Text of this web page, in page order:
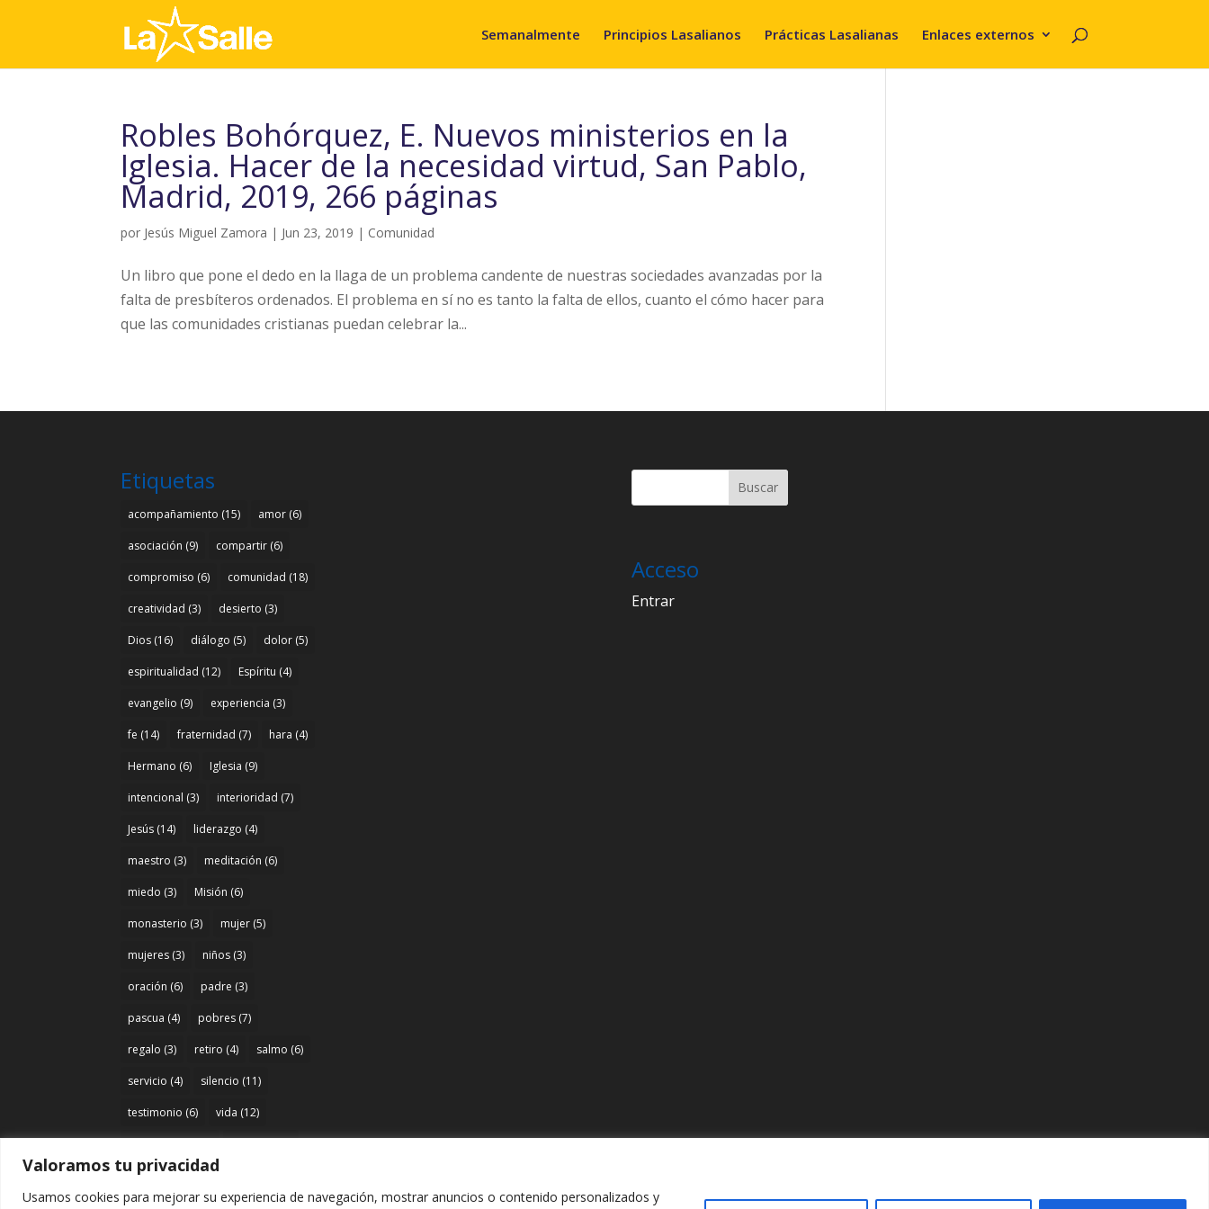
Valoramos tu privacidad
Usamos cookies para mejorar su experiencia de navegación, mostrar anuncios o contenido personalizados y
Semanalmente Principios Lasalianos Prácticas Lasalianas Enlaces externos
Robles Bohórquez, E. Nuevos ministerios en la
Iglesia. Hacer de la necesidad virtud, San Pablo,
Madrid, 2019, 266 páginas
por Jesús Miguel Zamora | Jun 23, 2019 | Comunidad
Un libro que pone el dedo en la llaga de un problema candente de nuestras sociedades avanzadas por la
falta de presbíteros ordenados. El problema en sí no es tanto la falta de ellos, cuanto el cómo hacer para
que las comunidades cristianas puedan celebrar la...
Etiquetas
acompañamiento (15) amor (6)
asociación (9) compartir (6)
compromiso (6) comunidad (18)
creatividad (3) desierto (3)
Dios (16) diálogo (5) dolor (5)
espiritualidad (12) Espíritu (4)
evangelio (9) experiencia (3)
fe (14) fraternidad (7) hara (4)
Hermano (6) Iglesia (9)
intencional (3) interioridad (7)
Jesús (14) liderazgo (4)
maestro (3) meditación (6)
miedo (3) Misión (6)
monasterio (3) mujer (5)
mujeres (3) niños (3)
oración (6) padre (3)
pascua (4) pobres (7)
regalo (3) retiro (4) salmo (6)
servicio (4) silencio (11)
testimonio (6) vida (12)
Acceso
Entrar